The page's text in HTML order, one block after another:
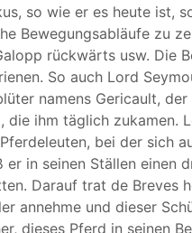
so wie er es heute ist,
Bewegungsabläufe zu
rückwärts usw. Die
So auch Lord
namens Gericault,
die ihm täglich zukamen.
bei der sich
er in seinen Ställen einen
Darauf trat de Breves
annehme und dieser
dieses Pferd in seinen